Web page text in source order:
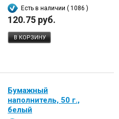
Есть в наличии ( 1086 )
120.75 руб.
В КОРЗИНУ
Бумажный
наполнитель, 50 г.,
белый